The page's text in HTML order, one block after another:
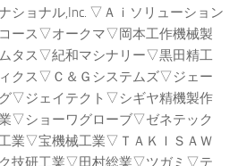
ショナル,Inc. ▽Ａｉソリューション
ース▽オークマ▽岡本工作機械製
タス▽紀和マシナリー▽黒田精工
クス▽Ｃ＆Ｇシステムズ▽ジェー
▽ジェイテクト▽シギヤ精機製作
▽ショーワグローブ▽ゼネテック
業▽宝機械工業▽ＴＡＫＩＳＡＷ
技研工業▽田村総業▽ツガミ▽テ